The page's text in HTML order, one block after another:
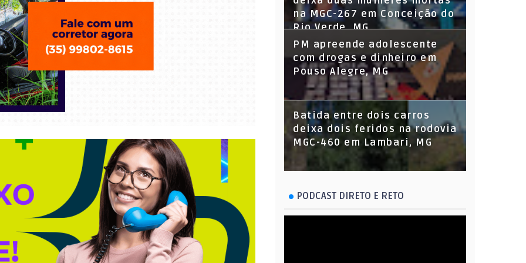
na MGC-267 em Conceição do
Rio Verde, MG
PM apreende adolescente
com drogas e dinheiro em
Pouso Alegre, MG
Batida entre dois carros
deixa dois feridos na rodovia
MGC-460 em Lambari, MG
PODCAST DIRETO E RETO